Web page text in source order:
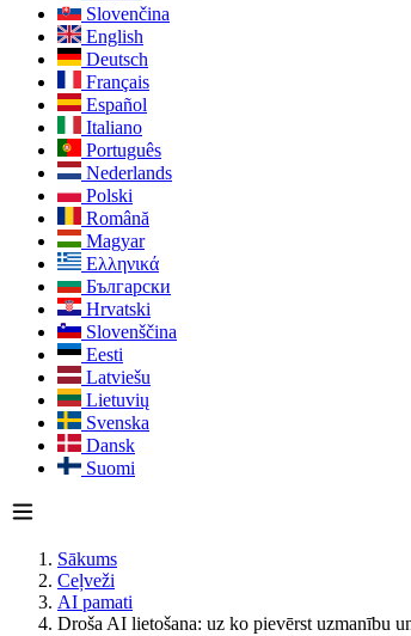
Slovenčina
English
Deutsch
Français
Español
Italiano
Português
Nederlands
Polski
Română
Magyar
Ελληνικά
Български
Hrvatski
Slovenščina
Eesti
Latviešu
Lietuvių
Svenska
Dansk
Suomi
Sākums
Ceļveži
AI pamati
Droša AI lietošana: uz ko pievērst uzmanību